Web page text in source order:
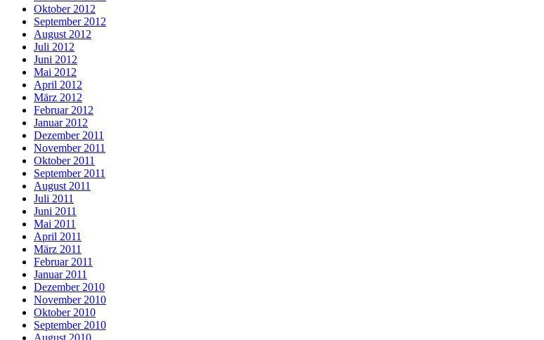
Oktober 2012
September 2012
August 2012
Juli 2012
Juni 2012
Mai 2012
April 2012
März 2012
Februar 2012
Januar 2012
Dezember 2011
November 2011
Oktober 2011
September 2011
August 2011
Juli 2011
Juni 2011
Mai 2011
April 2011
März 2011
Februar 2011
Januar 2011
Dezember 2010
November 2010
Oktober 2010
September 2010